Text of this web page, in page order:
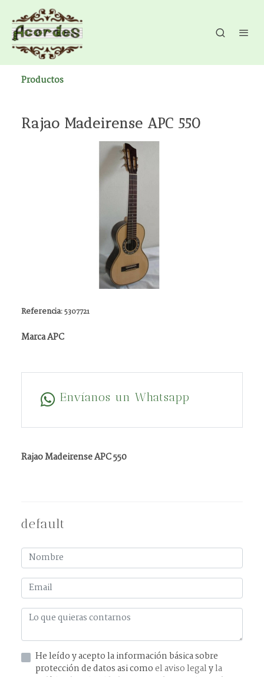
Productos
Rajao Madeirense APC 550
Referencia:5307721
Marca APC
Envíanos un Whatsapp
Rajao Madeirense APC 550
default
He leído y acepto la información básica sobre
protección de datos asi comoel aviso legalyla